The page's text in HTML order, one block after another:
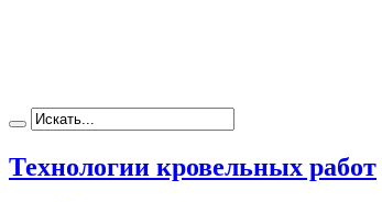
Технологии кровельных работ